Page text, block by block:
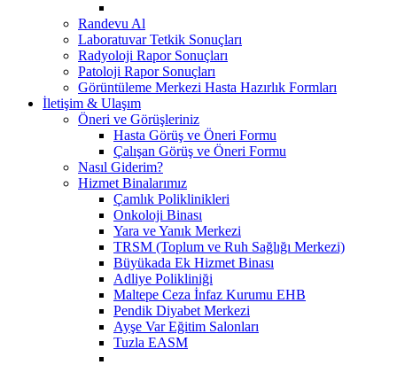
Randevu Al
Laboratuvar Tetkik Sonuçları
Radyoloji Rapor Sonuçları
Patoloji Rapor Sonuçları
Görüntüleme Merkezi Hasta Hazırlık Formları
İletişim & Ulaşım
Öneri ve Görüşleriniz
Hasta Görüş ve Öneri Formu
Çalışan Görüş ve Öneri Formu
Nasıl Giderim?
Hizmet Binalarımız
Çamlık Poliklinikleri
Onkoloji Binası
Yara ve Yanık Merkezi
TRSM (Toplum ve Ruh Sağlığı Merkezi)
Büyükada Ek Hizmet Binası
Adliye Polikliniği
Maltepe Ceza İnfaz Kurumu EHB
Pendik Diyabet Merkezi
Ayşe Var Eğitim Salonları
Tuzla EASM